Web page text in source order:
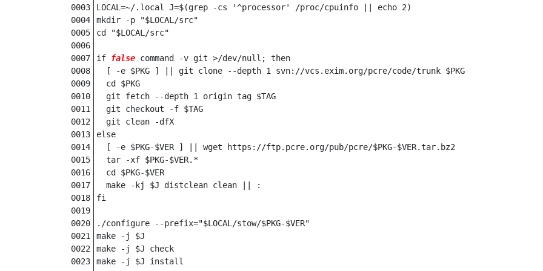
LOCAL=~/.local J=$(grep -cs '^processor' /proc/cpuinfo || echo 2)
mkdir -p "$LOCAL/src"
cd "$LOCAL/src"
if false command -v git >/dev/null; then
  [ -e $PKG ] || git clone --depth 1 svn://vcs.exim.org/pcre/code/trunk $PKG
  cd $PKG
  git fetch --depth 1 origin tag $TAG
  git checkout -f $TAG
  git clean -dfX
else
  [ -e $PKG-$VER ] || wget https://ftp.pcre.org/pub/pcre/$PKG-$VER.tar.bz2
  tar -xf $PKG-$VER.*
  cd $PKG-$VER
  make -kj $J distclean clean || :
fi
./configure --prefix="$LOCAL/stow/$PKG-$VER"
make -j $J
make -j $J check
make -j $J install